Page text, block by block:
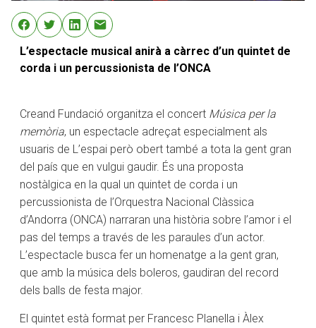
L’espectacle musical anirà a càrrec d’un quintet de
corda i un percussionista de l’ONCA
Creand Fundació organitza el concert Música per la
memòria, un espectacle adreçat especialment als
usuaris de L’espai però obert també a tota la gent gran
del país que en vulgui gaudir. És una proposta
nostàlgica en la qual un quintet de corda i un
percussionista de l’Orquestra Nacional Clàssica
d’Andorra (ONCA) narraran una història sobre l’amor i el
pas del temps a través de les paraules d’un actor.
L’espectacle busca fer un homenatge a la gent gran,
que amb la música dels boleros, gaudiran del record
dels balls de festa major.
El quintet està format per Francesc Planella i Àlex